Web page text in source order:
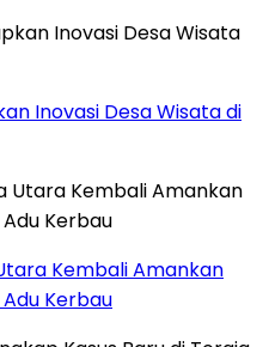
Inovasi Desa Wisata di
Kembali Amankan
Kerbau